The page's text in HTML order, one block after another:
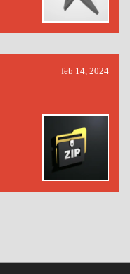
feb 14, 2024